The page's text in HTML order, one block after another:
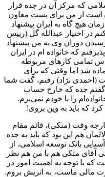
که مرکز آن در جده قرار
است از من برای پست معاون
هیچ گاه به ایران پیشنهاد
در اختیار عبدالله گل (رییس
دوران وی به من پیشنهاد
که خانواده ام در ایران
تمامی کارهای مربوطه
شد اما وقتی که برای
نژاد) رفتم، گفت شما
جده که خارج حساب
را با خودم نمی‌برم.
که باید به وین بروی!
وقت (متکی)، قائم مقام
هم این بود که باید به جده
بانک توسعه اسلامی، از
آقای متکی هم با من هم نظر
که با توجه به اهمیت امور در
مالی ماست، به اتریش بروم.